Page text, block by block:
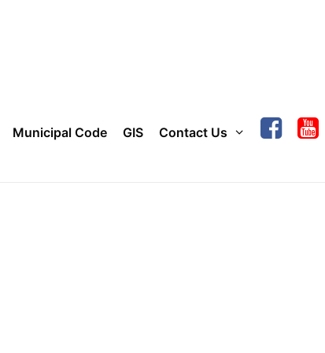
Municipal Code GIS Contact Us